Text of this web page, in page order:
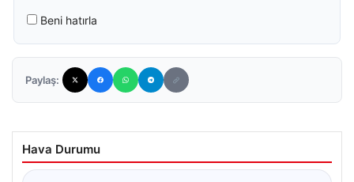
Beni hatırla
Paylaş:
Hava Durumu